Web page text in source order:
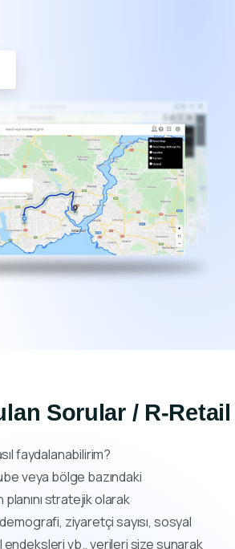
Sorular / R-Retail
faydalanabilirim?
veya bölge bazındaki
stratejik olarak
ziyaretçi sayısı, sosyal
vb.. verileri size sunarak